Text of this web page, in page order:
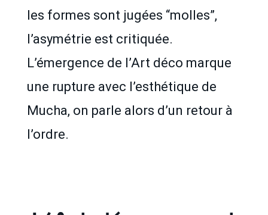
les formes sont jugées “molles”,
l’asymétrie est critiquée.
L’émergence de l’Art déco marque
une rupture avec l’esthétique de
Mucha, on parle alors d’un retour à
l’ordre.